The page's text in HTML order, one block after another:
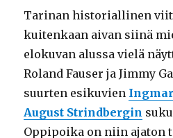
Tarinan historiallinen
kuitenkaan aivan siinä
elokuvan alussa vielä
Roland Fauser ja Jimmy
suurten esikuvien
August Strindbergin
Oppipoika on niin ajaton